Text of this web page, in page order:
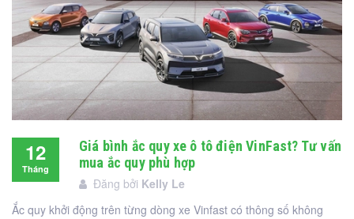
12
Tháng
Giá bình ắc quy xe ô tô điện VinFast? Tư vấn
mua ắc quy phù hợp
Đăng bởi Kelly Le
Ắc quy khởi động trên từng dòng xe Vinfast có thông số không